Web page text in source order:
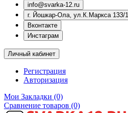
info@svarka-12.ru
г. Йошкар-Ола, ул.К.Маркса 133/1
Вконтакте
Инстаграм
Личный кабинет
Регистрация
Авторизация
Мои Закладки (0)
Сравнение товаров (0)